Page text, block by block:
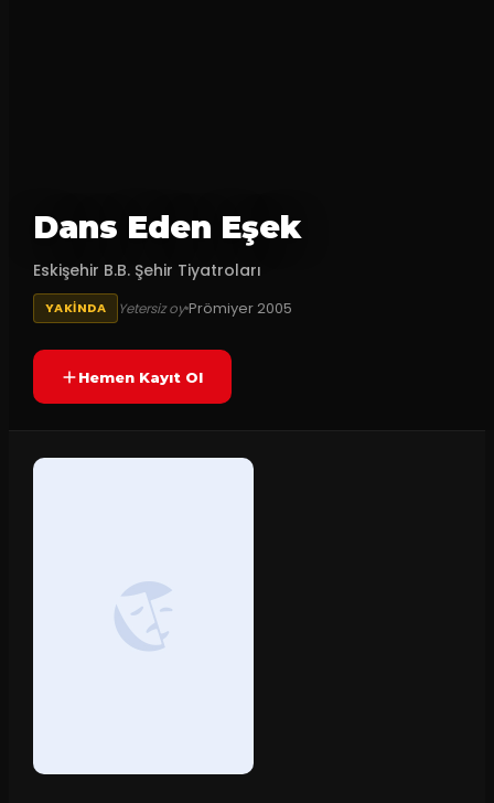
Dans Eden Eşek
Eskişehir B.B. Şehir Tiyatroları
YAKINDA Yetersiz oyPrömiyer 2005
Hemen Kayıt Ol